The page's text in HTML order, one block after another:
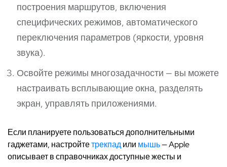
построения маршрутов, включения
специфических режимов, автоматического
переключения параметров (яркости, уровня
звука).
Освойте режимы многозадачности — вы можете
настраивать всплывающие окна, разделять
экран, управлять приложениями.
Если планируете пользоваться дополнительными
гаджетами, настройтетрекпадили мышь— Apple
описывает в справочниках доступные жесты и